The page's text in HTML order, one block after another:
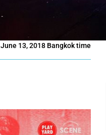
June 13, 2018 Bangkok time